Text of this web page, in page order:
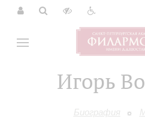
Игорь
Биография